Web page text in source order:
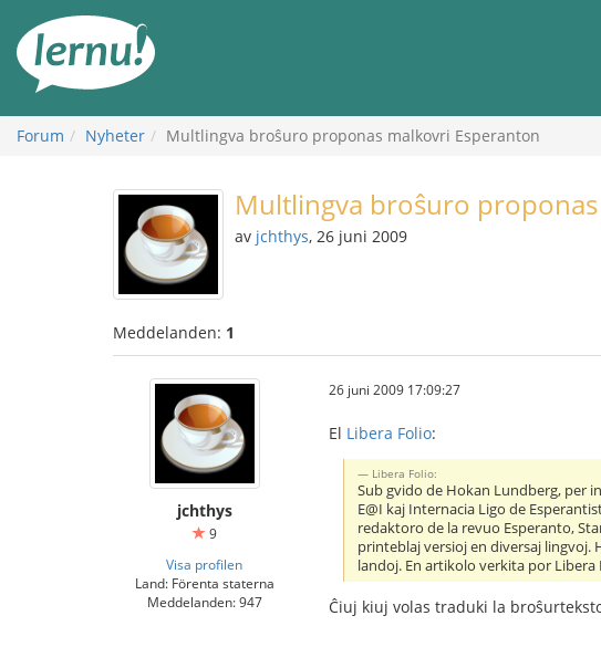
sidans
innehåll
Forum Nyheter Multlingva broŝuro proponas malkovri Esperanton
Multlingva broŝuro
av jchthys, 26 juni 2009
Meddelanden: 1
jchthys
9
Visa profilen
Land: Förenta staterna
Meddelanden: 947
26 juni 2009 17:09:27
El Libera Folio:
Libera Folio:
Sub gvido de Hokan Lundberg, per
E@I kaj Internacia Ligo de
redaktoro de la revuo Esperanto,
printeblaj versioj en diversaj
landoj. En artikolo verkita por
Ĉiuj kiuj volas traduki la